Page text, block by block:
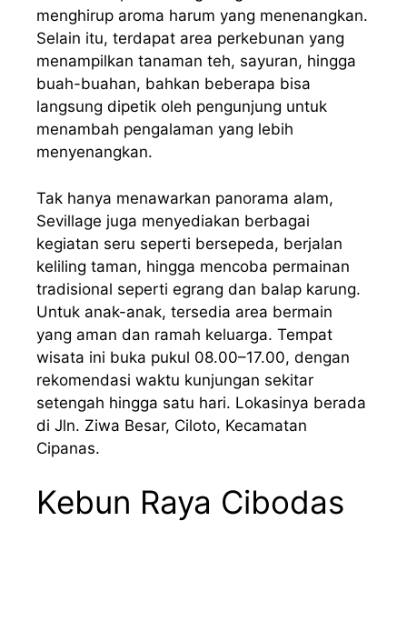
menghirup aroma harum yang menenangkan.
Selain itu, terdapat area perkebunan yang
menampilkan tanaman teh, sayuran, hingga
buah-buahan, bahkan beberapa bisa
langsung dipetik oleh pengunjung untuk
menambah pengalaman yang lebih
menyenangkan.
Tak hanya menawarkan panorama alam,
Sevillage juga menyediakan berbagai
kegiatan seru seperti bersepeda, berjalan
keliling taman, hingga mencoba permainan
tradisional seperti egrang dan balap karung.
Untuk anak-anak, tersedia area bermain
yang aman dan ramah keluarga. Tempat
wisata ini buka pukul 08.00–17.00, dengan
rekomendasi waktu kunjungan sekitar
setengah hingga satu hari. Lokasinya berada
di Jln. Ziwa Besar, Ciloto, Kecamatan
Cipanas.
Kebun Raya Cibodas